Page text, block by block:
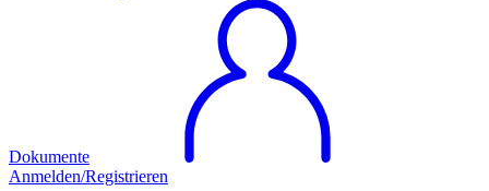
Dokumente
Anmelden/Registrieren